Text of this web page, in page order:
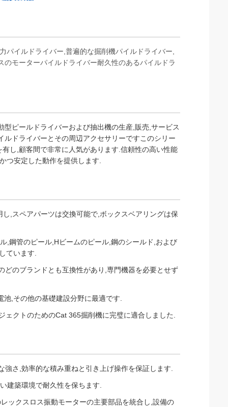
イルドライバー,普遍的な掘削機パイルドライバー,
モーターパイルドライバー耐久性のあるパイルドラ
ピールドライバーおよび抽出機の生産,販売,サービス
ドライバーとその周辺アクセサリーですこのシリー
し,顧客間で非常に人気があります.信頼性の高い性能
つ安定した動作を提供します.
,スペアパーツは交換可能で,ボックスベアリングは保
,鋼管のピール,Hビームのピール,鋼のシールド,および
ています.
のブランドとも互換性があり,専門機器を必要とせず
,その他の基礎建設分野に最適です.
クトのためのCat 365掘削機に完璧に適合しました.
さ,効率的な積み重ねと引き上げ操作を保証します.
建築環境で耐久性を保ちます.
ックスロス振動モーターの主要部品を統合し,設備の